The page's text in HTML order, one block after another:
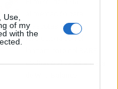
of my
with the
mascotas se
revoluciona con el
cocinado al vapor en lata